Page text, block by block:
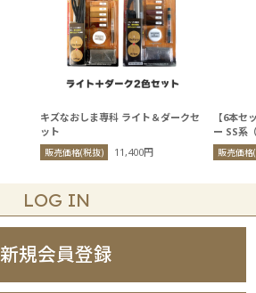
キズなおしま専科 ライト＆ダークセ
ット
販売価格(税抜) 11,400円
【6本セ
ー SS系
販売価格
LOG IN
新規会員登録